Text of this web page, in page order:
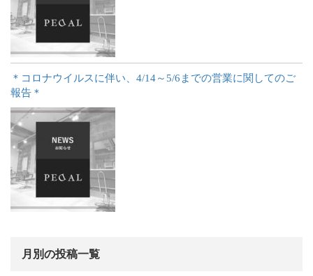
＊コロナウイルスに伴い、4/14～5/6までの営業に関してのご
報告＊
月別の投稿一覧